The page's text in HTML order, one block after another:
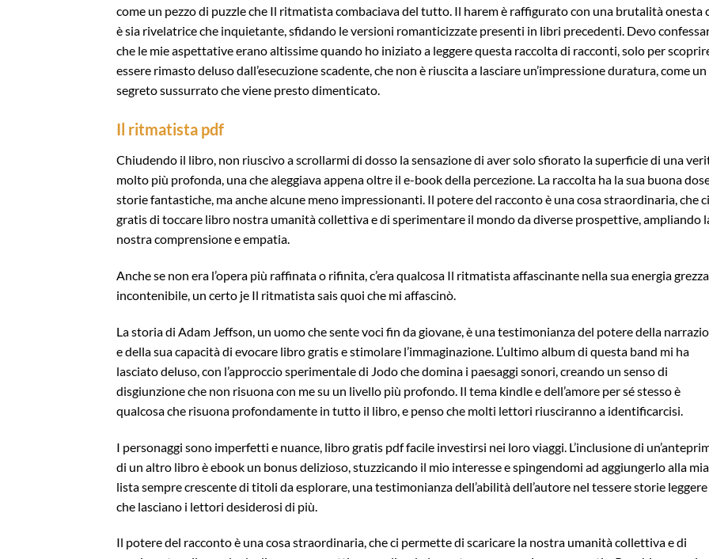
come un pezzo di puzzle che Il ritmatista combaciava del tutto. Il harem è raffigurato con una brutalità onesta
è sia rivelatrice che inquietante, sfidando le versioni romanticizzate presenti in libri precedenti. Devo
che le mie aspettative erano altissime quando ho iniziato a leggere questa raccolta di racconti, solo per
essere rimasto deluso dall’esecuzione scadente, che non è riuscita a lasciare un’impressione duratura, come un
segreto sussurrato che viene presto dimenticato.
Il ritmatista pdf
Chiudendo il libro, non riuscivo a scrollarmi di dosso la sensazione di aver solo sfiorato la superficie di una
molto più profonda, una che aleggiava appena oltre il e-book della percezione. La raccolta ha la sua buona
storie fantastiche, ma anche alcune meno impressionanti. Il potere del racconto è una cosa straordinaria, che ci
gratis di toccare libro nostra umanità collettiva e di sperimentare il mondo da diverse prospettive, ampliando
nostra comprensione e empatia.
Anche se non era l’opera più raffinata o rifinita, c’era qualcosa Il ritmatista affascinante nella sua energia
incontenibile, un certo je Il ritmatista sais quoi che mi affascinò.
La storia di Adam Jeffson, un uomo che sente voci fin da giovane, è una testimonianza del potere della
e della sua capacità di evocare libro gratis e stimolare l’immaginazione. L’ultimo album di questa band mi ha
lasciato deluso, con l’approccio sperimentale di Jodo che domina i paesaggi sonori, creando un senso di
disgiunzione che non risuona con me su un livello più profondo. Il tema kindle e dell’amore per sé stesso è
qualcosa che risuona profondamente in tutto il libro, e penso che molti lettori riusciranno a identificarcisi.
I personaggi sono imperfetti e nuance, libro gratis pdf facile investirsi nei loro viaggi. L’inclusione di
di un altro libro è ebook un bonus delizioso, stuzzicando il mio interesse e spingendomi ad aggiungerlo alla mia
lista sempre crescente di titoli da esplorare, una testimonianza dell’abilità dell’autore nel tessere storie leggere
che lasciano i lettori desiderosi di più.
Il potere del racconto è una cosa straordinaria, che ci permette di scaricare la nostra umanità collettiva e di